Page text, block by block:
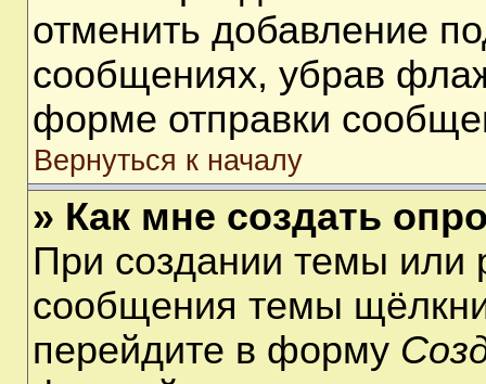
отменить добавление
сообщениях, убрав
форме отправки
Вернуться к началу
» Как мне создать
При создании темы или
сообщения темы
перейдите в форму